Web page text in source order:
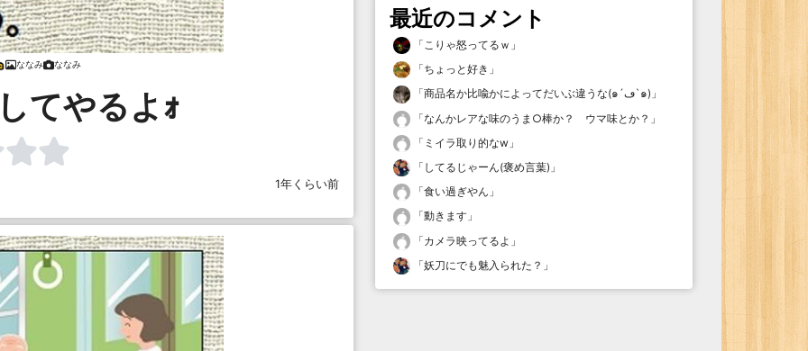
ななみ ななみ
てやるよｫ
1年くらい前
最近のコメント
「こりゃ怒ってるｗ 」
「ちょっと好き 」
「
商品名か比喩かによってだいぶ違うな(๑´ڡ`๑) 」
「なんかレアな味のうま○棒か？ ウマ味とか？ 」
「 ミイラ取り的なw 」
「 してるじゃーん(褒め言葉) 」
「食い過ぎやん 」
「動きます 」
「カメラ映ってるよ 」
「妖刀にでも魅入られた？ 」